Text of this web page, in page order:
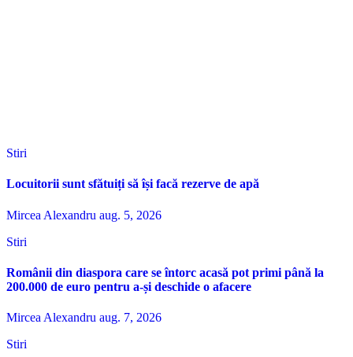
Stiri
Locuitorii sunt sfătuiți să își facă rezerve de apă
Mircea Alexandru aug. 5, 2026
Stiri
Românii din diaspora care se întorc acasă pot primi până la
200.000 de euro pentru a-și deschide o afacere
Mircea Alexandru aug. 7, 2026
Stiri